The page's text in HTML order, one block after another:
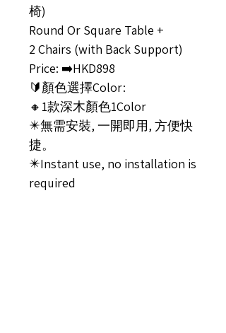
椅)
Round Or Square Table +
2 Chairs (with Back Support)
Price: ➡️HKD898
🔰顏色選擇Color:
🔸1款深木顏色1Color
✴️無需安裝, 一開即用, 方便快
捷。
✴️Instant use, no installation is
required